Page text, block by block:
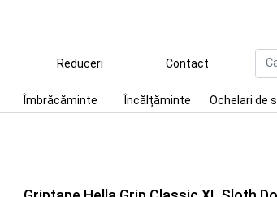
Reduceri Contact
Îmbrăcăminte Încălțăminte Ochelari de